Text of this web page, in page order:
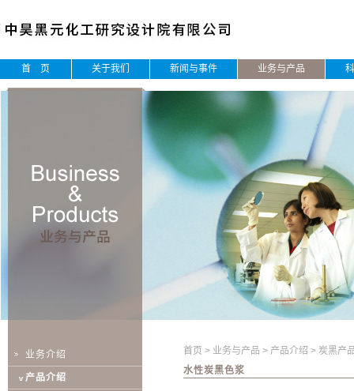
首 页 关于我们 新闻与事件 业务与产品
业务介绍
产品介绍
首页 > 业务与产品 > 产品介绍 > 炭黑产
水性炭黑色浆